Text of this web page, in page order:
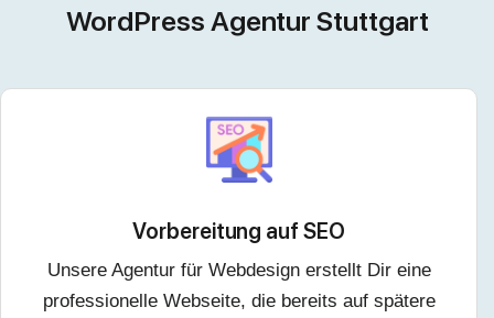
WordPress Agentur Stuttgart
Vorbereitung auf SEO
Unsere Agentur für Webdesign erstellt Dir eine
professionelle Webseite, die bereits auf spätere